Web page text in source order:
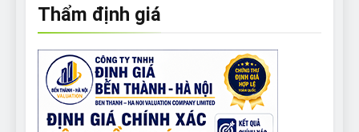
Thẩm định giá